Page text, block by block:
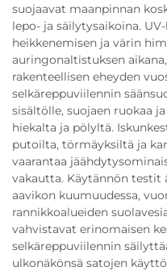
suojaavat maanpinnan
lepo- ja säilytysaikoina.
heikkenemisen ja värin
auringonaltistuksen
rakenteellisen eheyden
selkäreppuviilennin
sisältölle, suojaen ruokaa
hiekalta ja pölyltä.
putoilta, törmäyksiltä ja
vaarantaa
vakautta. Käytännön testit
aavikon kuumuudessa,
rannikkoalueiden
vahvistavat erinomaisen
selkäreppuviilennin
ulkonäkönsä satojen